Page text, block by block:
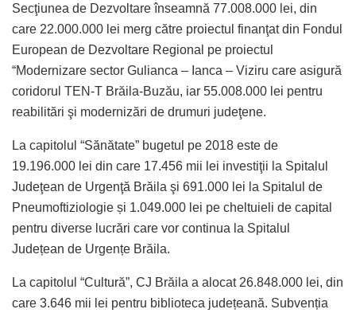
Secţiunea de Dezvoltare înseamnă 77.008.000 lei, din
care 22.000.000 lei merg către proiectul finanţat din Fondul
European de Dezvoltare Regional pe proiectul
“Modernizare sector Gulianca – Ianca – Viziru care asigură
coridorul TEN-T Brăila-Buzău, iar 55.008.000 lei pentru
reabilitări şi modernizări de drumuri judeţene.
La capitolul “Sănătate” bugetul pe 2018 este de
19.196.000 lei din care 17.456 mii lei investiţii la Spitalul
Judeţean de Urgenţă Brăila şi 691.000 lei la Spitalul de
Pneumoftiziologie și 1.049.000 lei pe cheltuieli de capital
pentru diverse lucrări care vor continua la Spitalul
Județean de Urgențe Brăila.
La capitolul “Cultură”, CJ Brăila a alocat 26.848.000 lei, din
care 3.646 mii lei pentru biblioteca județeană. Subvenția